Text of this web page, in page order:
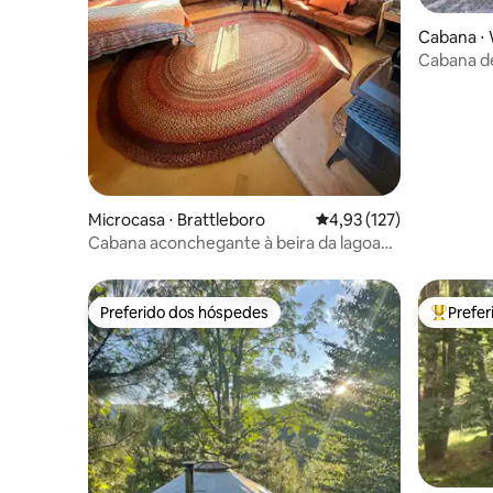
Microcasa ⋅ Brattleboro 4,93 de uma avaliação
4,93 (127)
Cabana aconchegante à beira da lagoa
Cabana
Cabana
Preferido dos hóspedes
Preferido dos hóspedes Entre